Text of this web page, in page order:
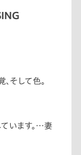
そして色。
います。…妻